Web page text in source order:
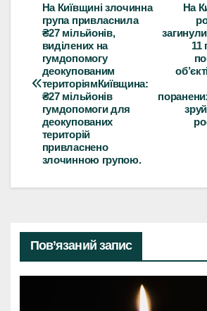
Навігація
записів
На
11
На Київщині злочинна
група привласнила
₴27 мільйонів,
виділених на
гумдопомогу
деокупованим
територіямКиївщина:
₴27 мільйонів
гумдопомоги для
деокупованих
територій
привласнено
злочинною групою.
Пов’язаний запис